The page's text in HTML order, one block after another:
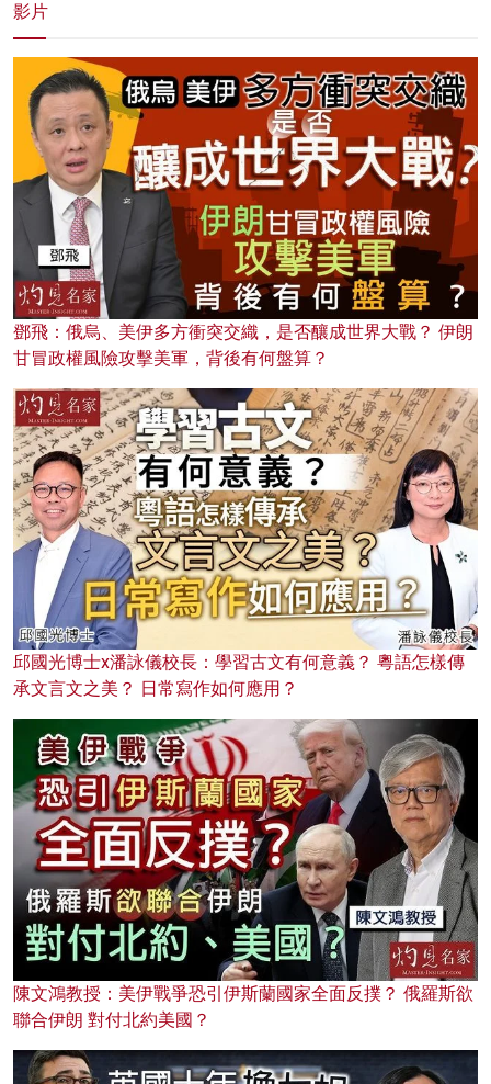
影片
鄧飛：俄烏、美伊多方衝突交織，是否釀成世界大戰？ 伊朗
甘冒政權風險攻擊美軍，背後有何盤算？
邱國光博士x潘詠儀校長：學習古文有何意義？ 粵語怎樣傳
承文言文之美？ 日常寫作如何應用？
陳文鴻教授：美伊戰爭恐引伊斯蘭國家全面反撲？ 俄羅斯欲
聯合伊朗 對付北約美國？